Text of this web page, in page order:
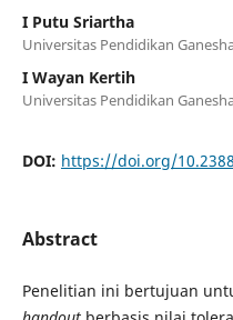
I Putu Sriartha
Universitas Pendidikan
I Wayan Kertih
Universitas Pendidikan
DOI: https://doi.org/
Abstract
Penelitian ini bertujuan